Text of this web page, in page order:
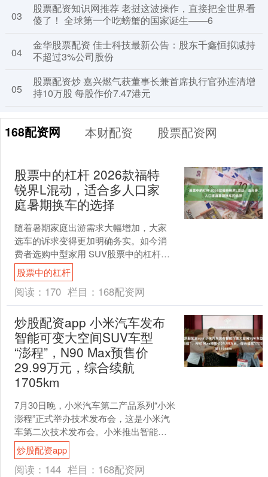
03
股票配资知识网推荐 老挝这波操作，直接把全世界看
傻了！ 全球第一个吃螃蟹的国家诞生——6
04
金华股票配资 佳士科技最新公告：股东千鑫恒拟减持
不超过3%公司股份
05
股票配资炒 嘉兴燃气获董事长兼首席执行官孙连清增
持10万股 每股作价7.47港元
168配资网 本财配资 股票配资网
股票中的杠杆 2026款福特
锐界L混动，适合多人口家
庭暑期换车的选择
随着暑期家庭出游需求大幅增加，大家
选车的诉求变得更加明确务实。如今消
费者选购中型家用 SUV股票中的杠杆，
早已不局限于日常市区通勤代步，更看
重车辆能否轻松应对近....
股票中的杠杆
阅读： 170 栏目： 168配资网
炒股配资app 小米汽车发布
智能可变大空间SUV车型
“澎程”，N90 Max预售价
29.99万元，综合续航
1705km
7月30日晚，小米汽车第二产品系列“小米
澎程”正式举办技术发布会，这是小米汽
车第二次技术发布会。小米推出智能可
变大空间SUV车型N90 Max（七座）与
N70 ....
炒股配资app
阅读： 144 栏目： 168配资网